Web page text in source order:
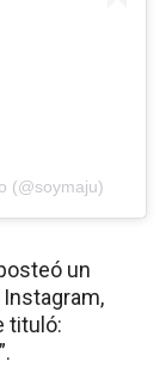
(@soymaju)
un
tituló: